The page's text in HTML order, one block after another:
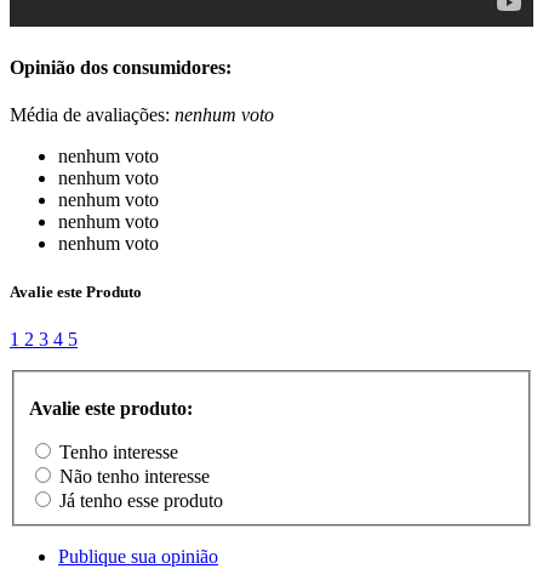
Opinião dos consumidores:
Média de avaliações: nenhum voto
nenhum voto
nenhum voto
nenhum voto
nenhum voto
nenhum voto
Avalie este Produto
1 2 3 4 5
Avalie este produto:
Tenho interesse
Não tenho interesse
Já tenho esse produto
Publique sua opinião